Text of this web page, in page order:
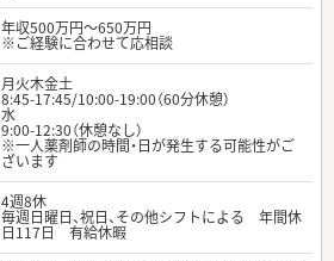
年収500万円～650万円
※ご経験に合わせて応相談
月火木金土
8:45-17:45/10:00-19:00（60分休憩）
水
9:00-12:30（休憩なし）
※一人薬剤師の時間・日が発生する可能性がご
ざいます
4週8休
毎週日曜日、祝日、その他シフトによる 年間休
日117日 有給休暇